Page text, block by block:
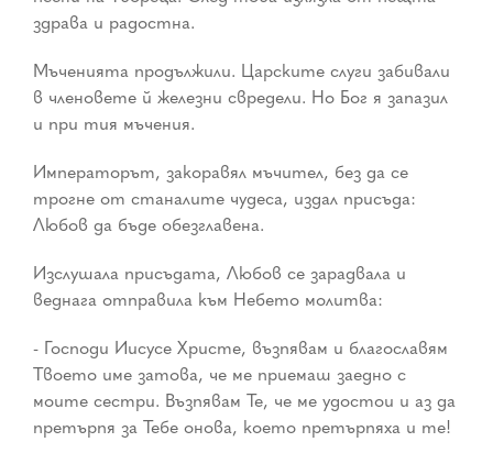
здрава и радостна.
Мъченията продължили. Царските слуги забивали
в членовете й железни свредели. Но Бог я запазил
и при тия мъчения.
Императорът, закоравял мъчител, без да се
трогне от станалите чудеса, издал присъда:
Любов да бъде обезглавена.
Изслушала присъдата, Любов се зарадвала и
веднага отправила към Небето молитва:
- Господи Иисусе Христе, възпявам и благославям
Твоето име затова, че ме приемаш заедно с
моите сестри. Възпявам Те, че ме удостои и аз да
претърпя за Тебе онова, което претърпяха и те!